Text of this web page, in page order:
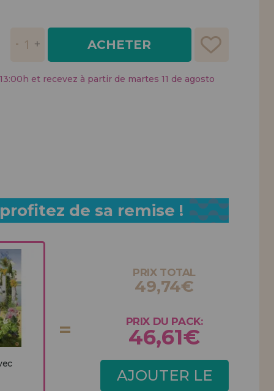
ACHETER
et recevez à partir de martes 11 de agosto
de sa remise !
PRIX TOTAL
49,74€
PRIX DU PACK:
46,61€
AJOUTER LE